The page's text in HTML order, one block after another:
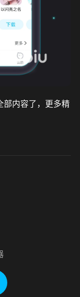
部内容了，更多精